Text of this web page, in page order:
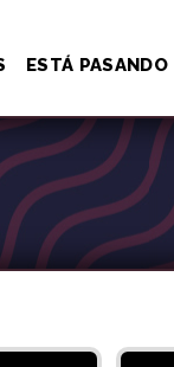
ESTÁ PASANDO